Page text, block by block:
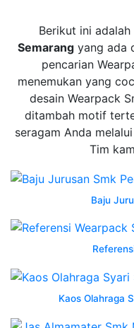
Wearpack
Salatiga
hpwa
0852di2622di4122
wearpack
semarang
jual
wearpack
desain
study
Berikut ini adalah
Semarang yang ada
pencarian
menemukan yang
desain Wearpack
ditambah motif
seragam Anda
Tim
Baju
Kaos Olahraga